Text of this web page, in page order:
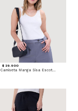
$ 29.900
Camiseta Manga Sisa Escotada